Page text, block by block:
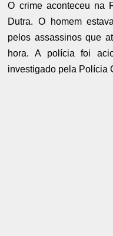
O crime aconteceu na
Dutra. O homem
pelos assassinos que
hora. A polícia foi
investigado pela Polícia